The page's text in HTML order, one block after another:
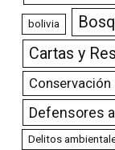
bolivia
Cartas y
Conservación
Defensores
Delitos